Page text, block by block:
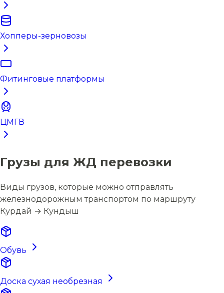
Хопперы-зерновозы
Фитинговые платформы
ЦМГВ
Грузы для ЖД перевозки
Виды грузов, которые можно отправлять
железнодорожным транспортом по маршруту
Курдай → Кундыш
Обувь
Доска сухая необрезная